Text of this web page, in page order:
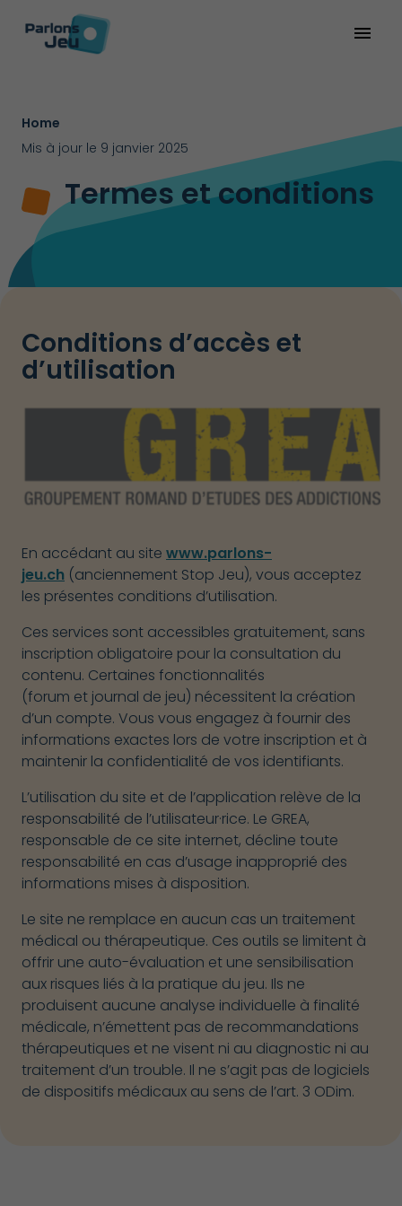
menu
Home
Mis à jour le 9 janvier 2025
Termes et conditions
Conditions d’accès et
d’utilisation
En accédant au site www.parlons-
jeu.ch (anciennement Stop Jeu), vous acceptez
les présentes conditions d’utilisation.
Ces services sont accessibles gratuitement, sans
inscription obligatoire pour la consultation du
contenu. Certaines fonctionnalités
(forum et journal de jeu) nécessitent la création
d’un compte. Vous vous engagez à fournir des
informations exactes lors de votre inscription et à
maintenir la confidentialité de vos identifiants.
L’utilisation du site et de l’application relève de la
responsabilité de l’utilisateur·rice. Le GREA,
responsable de ce site internet, décline toute
responsabilité en cas d’usage inapproprié des
informations mises à disposition.
Le site ne remplace en aucun cas un traitement
médical ou thérapeutique. Ces outils se limitent à
offrir une auto-évaluation et une sensibilisation
aux risques liés à la pratique du jeu. Ils ne
produisent aucune analyse individuelle à finalité
médicale, n’émettent pas de recommandations
thérapeutiques et ne visent ni au diagnostic ni au
traitement d’un trouble. Il ne s’agit pas de logiciels
de dispositifs médicaux au sens de l’art. 3 ODim.